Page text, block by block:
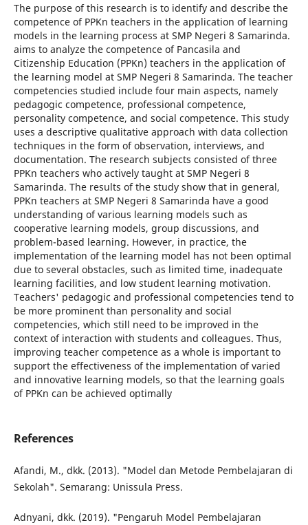
The purpose of this research is to identify and describe the
competence of PPKn teachers in the application of learning
models in the learning process at SMP Negeri 8 Samarinda.
aims to analyze the competence of Pancasila and
Citizenship Education (PPKn) teachers in the application of
the learning model at SMP Negeri 8 Samarinda. The teacher
competencies studied include four main aspects, namely
pedagogic competence, professional competence,
personality competence, and social competence. This study
uses a descriptive qualitative approach with data collection
techniques in the form of observation, interviews, and
documentation. The research subjects consisted of three
PPKn teachers who actively taught at SMP Negeri 8
Samarinda. The results of the study show that in general,
PPKn teachers at SMP Negeri 8 Samarinda have a good
understanding of various learning models such as
cooperative learning models, group discussions, and
problem-based learning. However, in practice, the
implementation of the learning model has not been optimal
due to several obstacles, such as limited time, inadequate
learning facilities, and low student learning motivation.
Teachers' pedagogic and professional competencies tend to
be more prominent than personality and social
competencies, which still need to be improved in the
context of interaction with students and colleagues. Thus,
improving teacher competence as a whole is important to
support the effectiveness of the implementation of varied
and innovative learning models, so that the learning goals
of PPKn can be achieved optimally
References
Afandi, M., dkk. (2013). "Model dan Metode Pembelajaran di
Sekolah". Semarang: Unissula Press.
Adnyani, dkk. (2019). "Pengaruh Model Pembelajaran